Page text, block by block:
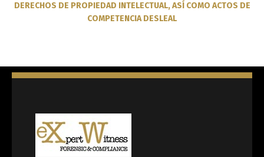
DERECHOS DE PROPIEDAD INTELECTUAL, ASÍ COMO ACTOS DE
COMPETENCIA DESLEAL